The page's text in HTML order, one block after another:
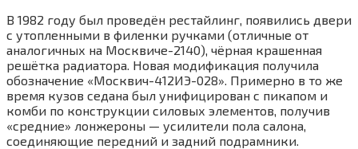
В 1982 году был проведён рестайлинг, появились двери
с утопленными в филенки ручками (отличные от
аналогичных на Москвиче-2140), чёрная крашенная
решётка радиатора. Новая модификация получила
обозначение «Москвич-412ИЭ-028». Примерно в то же
время кузов седана был унифицирован с пикапом и
комби по конструкции силовых элементов, получив
«средние» лонжероны — усилители пола салона,
соединяющие передний и задний подрамники.